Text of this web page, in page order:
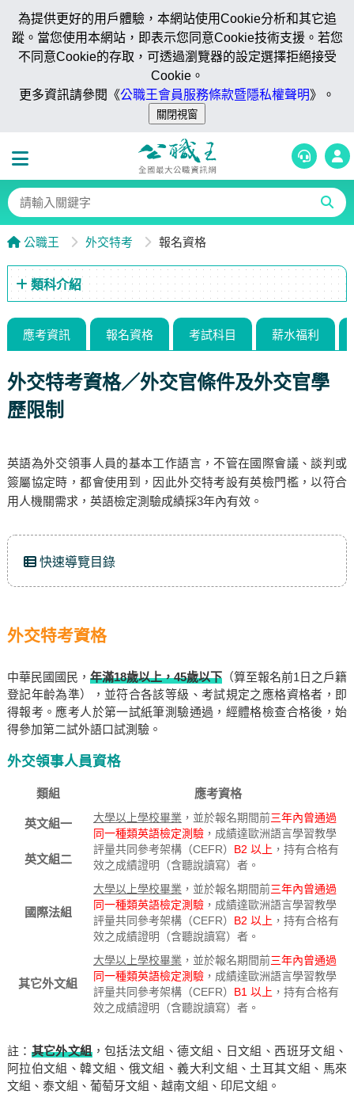
為提供更好的用戶體驗，本網站使用Cookie分析和其它追
蹤。當您使用本網站，即表示您同意Cookie技術支援。若您
不同意Cookie的存取，可透過瀏覽器的設定選擇拒絕接受
Cookie。
更多資訊請參閱《公職王會員服務條款暨隱私權聲明》。
公職王 外交特考 報名資格
類科介紹
應考資訊 報名資格 考試科目 薪水福利
外交特考資格／外交官條件及外交官學
歷限制
英語為外交領事人員的基本工作語言，不管在國際會議、談判或
簽屬協定時，都會使用到，因此外交特考設有英檢門檻，以符合
用人機關需求，英語檢定測驗成績採3年內有效。
快速導覽目錄
外交特考資格
中華民國國民， 年滿18歲以上，45歲以下 （算至報名前1日之戶籍
登記年齡為準），並符合各該等級、考試規定之應格資格者，即
得報考。應考人於第一試紙筆測驗通過，經體格檢查合格後，始
得參加第二試外語口試測驗。
外交領事人員資格
類組 應考資格
英文組一 大學以上學校畢業 ，並於報名期間前三年內曾通過
同一種類英語檢定測驗，成績達歐洲語言學習教學
評量共同參考架構（CEFR） B2 以上 ，持有合格有
效之成績證明（含聽說讀寫）者。
英文組二
國際法組
大學以上學校畢業 ，並於報名期間前三年內曾通過
同一種類英語檢定測驗，成績達歐洲語言學習教學
評量共同參考架構（CEFR） B2 以上 ，持有合格有
效之成績證明（含聽說讀寫）者。
其它外文組
大學以上學校畢業 ，並於報名期間前三年內曾通過
同一種類英語檢定測驗，成績達歐洲語言學習教學
評量共同參考架構（CEFR） B1 以上 ，持有合格有
效之成績證明（含聽說讀寫）者。
註： 其它外文組，包括法文組、德文組、日文組、西班牙文組、
阿拉伯文組、韓文組、俄文組、義大利文組、土耳其文組、馬來
文組、泰文組、葡萄牙文組、越南文組、印尼文組。